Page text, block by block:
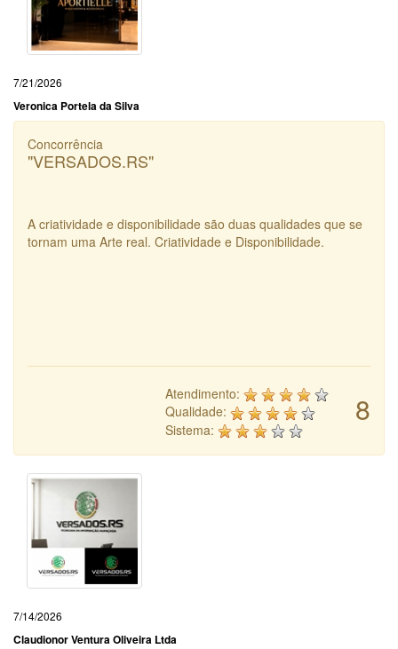
7/21/2026
Veronica Portela da Silva
Concorrência
"VERSADOS.RS"
A criatividade e disponibilidade são duas qualidades que se
tornam uma Arte real. Criatividade e Disponibilidade.
8
Atendimento:
Qualidade:
Sistema:
7/14/2026
Claudionor Ventura Oliveira Ltda